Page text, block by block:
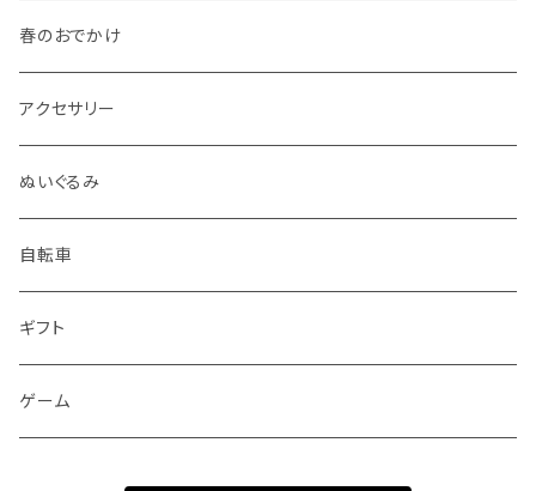
春のおでかけ
アクセサリー
ぬいぐるみ
自転車
ギフト
ゲーム